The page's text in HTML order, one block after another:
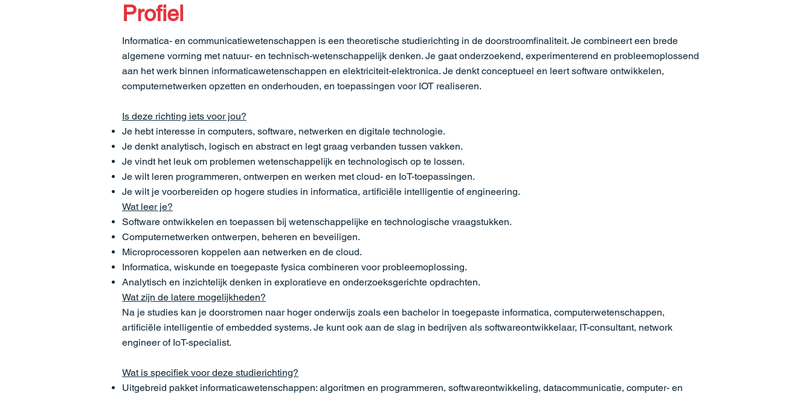
Profiel
Informatica- en communicatiewetenschappen is een theoretische studierichting in de doorstroomfinaliteit. Je combineert een brede
algemene vorming met natuur- en technisch-wetenschappelijk denken. Je gaat onderzoekend, experimenterend en probleemoplossend
aan het werk binnen informaticawetenschappen en elektriciteit-elektronica. Je denkt conceptueel en leert software ontwikkelen,
computernetwerken opzetten en onderhouden, en toepassingen voor IOT realiseren.
Is deze richting iets voor jou?
Je hebt interesse in computers, software, netwerken en digitale technologie.
Je denkt analytisch, logisch en abstract en legt graag verbanden tussen vakken.
Je vindt het leuk om problemen wetenschappelijk en technologisch op te lossen.
Je wilt leren programmeren, ontwerpen en werken met cloud- en IoT-toepassingen.
Je wilt je voorbereiden op hogere studies in informatica, artificiële intelligentie of engineering.
Wat leer je?
Software ontwikkelen en toepassen bij wetenschappelijke en technologische vraagstukken.
Computernetwerken ontwerpen, beheren en beveiligen.
Microprocessoren koppelen aan netwerken en de cloud.
Informatica, wiskunde en toegepaste fysica combineren voor probleemoplossing.
Analytisch en inzichtelijk denken in exploratieve en onderzoeksgerichte opdrachten.
Wat zijn de latere mogelijkheden?
Na je studies kan je doorstromen naar hoger onderwijs zoals een bachelor in toegepaste informatica, computerwetenschappen,
artificiële intelligentie of embedded systems. Je kunt ook aan de slag in bedrijven als softwareontwikkelaar, IT-consultant, network
engineer of IoT-specialist.
Wat is specifiek voor deze studierichting?
Uitgebreid pakket informaticawetenschappen: algoritmen en programmeren, softwareontwikkeling, datacommunicatie, computer- en